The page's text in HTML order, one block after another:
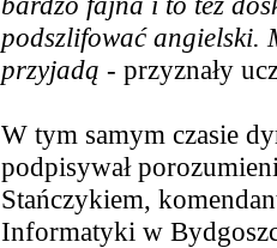
podszlifować angielski.
przyjadą - przyznały
W tym samym czasie
podpisywał
Stańczykiem,
Informatyki w